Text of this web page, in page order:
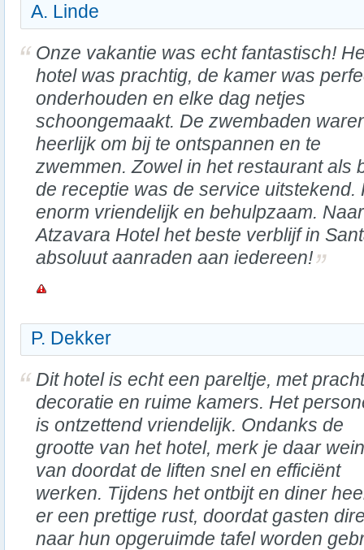
A. Linde
Onze vakantie was echt fantastisch!
hotel was prachtig, de kamer was
onderhouden en elke dag netjes
schoongemaakt. De zwembaden
heerlijk om bij te ontspannen en te
zwemmen. Zowel in het restaurant als
de receptie was de service uitstekend.
enorm vriendelijk en behulpzaam.
Atzavara Hotel het beste verblijf in
absoluut aanraden aan iedereen!
P. Dekker
Dit hotel is echt een pareltje, met
decoratie en ruime kamers. Het
is ontzettend vriendelijk. Ondanks de
grootte van het hotel, merk je daar
van doordat de liften snel en efficiënt
werken. Tijdens het ontbijt en diner
er een prettige rust, doordat gasten
naar hun opgeruimde tafel worden